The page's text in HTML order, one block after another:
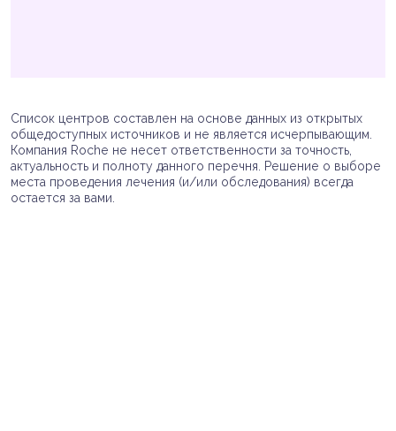
Список центров составлен на основе данных из открытых
общедоступных источников и не является исчерпывающим.
Компания Roche не несет ответственности за точность,
актуальность и полноту данного перечня. Решение о выборе
места проведения лечения (и/или обследования) всегда
остается за вами.